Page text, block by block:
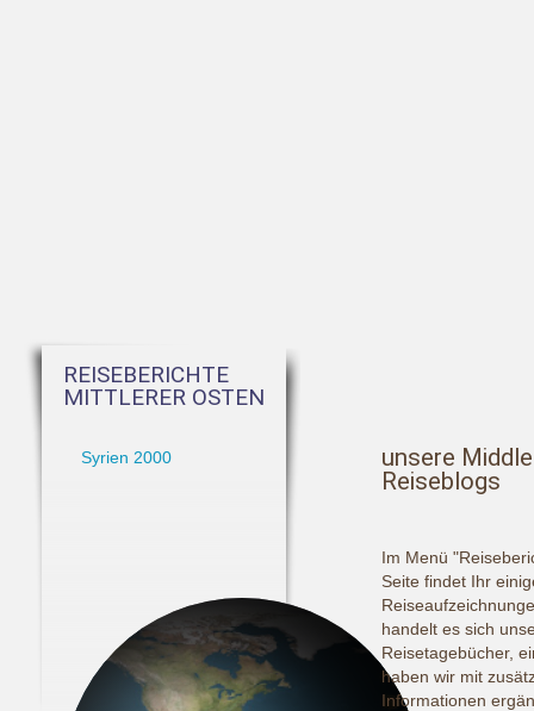
unsere
Reiseblogs
Im Menü
Seite findet Ihr
handelt es sich
Reisetagebücher,
haben wir mit
Informationen
REISEBERICHTE
MITTLERER OSTEN
Syrien 2000